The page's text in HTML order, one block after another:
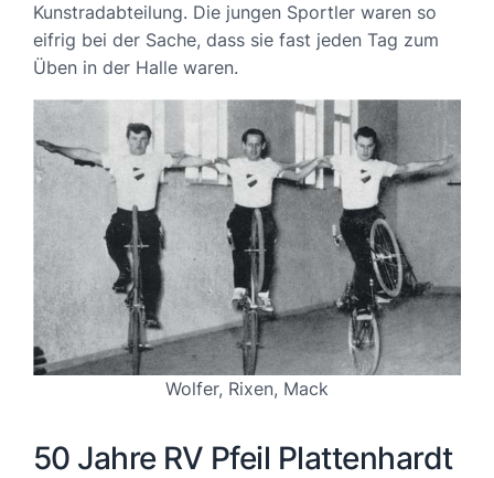
Kunstradabteilung. Die jungen Sportler waren so
eifrig bei der Sache, dass sie fast jeden Tag zum
Üben in der Halle waren.
Wolfer, Rixen, Mack
50 Jahre RV Pfeil Plattenhardt